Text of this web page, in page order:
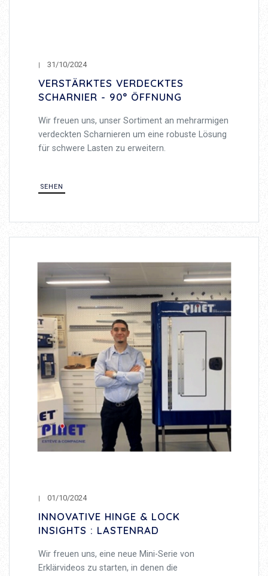
31/10/2024
VERSTÄRKTES VERDECKTES
SCHARNIER - 90° ÖFFNUNG
Wir freuen uns, unser Sortiment an mehrarmigen
verdeckten Scharnieren um eine robuste Lösung
für schwere Lasten zu erweitern.
SEHEN
01/10/2024
INNOVATIVE HINGE & LOCK
INSIGHTS : LASTENRAD
Wir freuen uns, eine neue Mini-Serie von
Erklärvideos zu starten, in denen die